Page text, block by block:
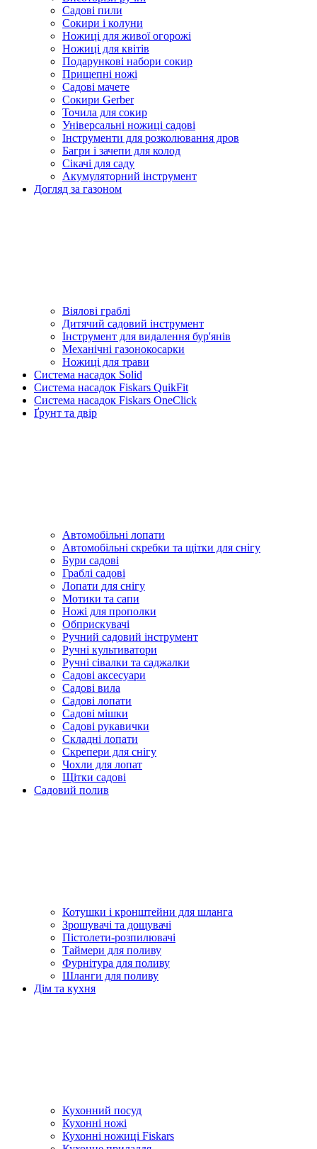
Садові пили
Сокири і колуни
Ножиці для живої огорожі
Ножиці для квітів
Подарункові набори сокир
Прищепні ножі
Садові мачете
Сокири Gerber
Точила для сокир
Універсальні ножиці садові
Інструменти для розколювання дров
Багри і зачепи для колод
Сікачі для саду
Акумуляторний інструмент
Догляд за газоном
Віялові граблі
Дитячий садовий інструмент
Інструмент для видалення бур'янів
Механічні газонокосарки
Ножиці для трави
Система насадок Solid
Система насадок Fiskars QuikFit
Система насадок Fiskars OneClick
Ґрунт та двір
Автомобільні лопати
Автомобільні скребки та щітки для снігу
Бури садові
Граблі садові
Лопати для снігу
Мотики та сапи
Ножі для прополки
Обприскувачі
Ручний садовий інструмент
Ручні культиватори
Ручні сівалки та саджалки
Садові аксесуари
Садові вила
Садові лопати
Садові мішки
Садові рукавички
Складні лопати
Скрепери для снігу
Чохли для лопат
Щітки садові
Садовий полив
Котушки і кронштейни для шланга
Зрошувачі та дощувачі
Пістолети-розпилювачі
Таймери для поливу
Фурнітура для поливу
Шланги для поливу
Дім та кухня
Кухонний посуд
Кухонні ножі
Кухонні ножиці Fiskars